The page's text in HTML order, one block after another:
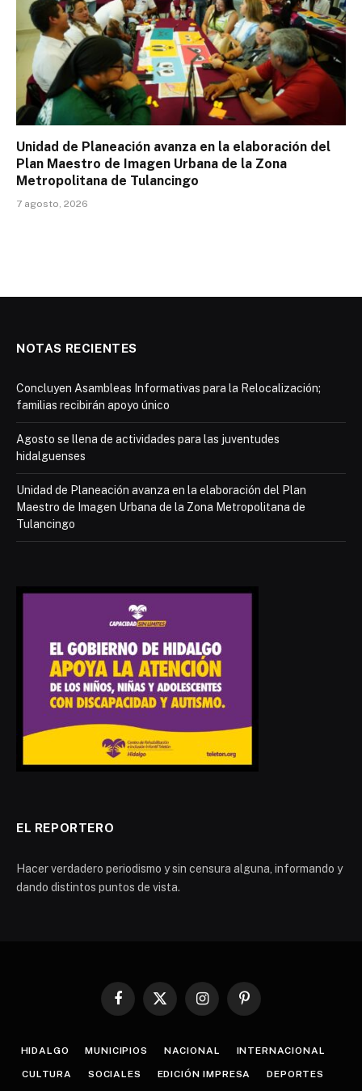
Unidad de Planeación avanza en la elaboración del
Plan Maestro de Imagen Urbana de la Zona
Metropolitana de Tulancingo
7 agosto, 2026
NOTAS RECIENTES
Concluyen Asambleas Informativas para la Relocalización;
familias recibirán apoyo único
Agosto se llena de actividades para las juventudes
hidalguenses
Unidad de Planeación avanza en la elaboración del Plan
Maestro de Imagen Urbana de la Zona Metropolitana de
Tulancingo
EL REPORTERO
Hacer verdadero periodismo y sin censura alguna, informando y
dando distintos puntos de vista.
Facebook
X
InstagramPinterest
HIDALGO MUNICIPIOS NACIONAL INTERNACIONAL
CULTURA SOCIALES EDICIÓN IMPRESA DEPORTES